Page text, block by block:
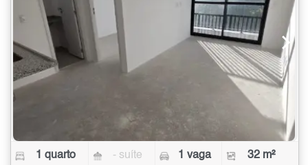
1 quarto - suíte 1 vaga 32 m²